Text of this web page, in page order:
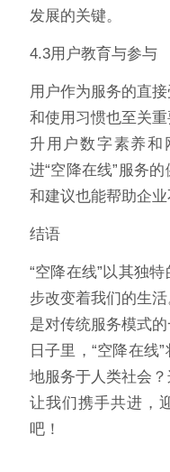
发展的关键。
4.3用户教育与参与
用户作为服务的直
和使用习惯也至关
升用户数字素养和
进“空降在线”服务
和建议也能帮助企业
结语
“空降在线”以其独
步改变着我们的生
是对传统服务模式
日子里，“空降在线
地服务于人类社会
让我们携手共进，
吧！